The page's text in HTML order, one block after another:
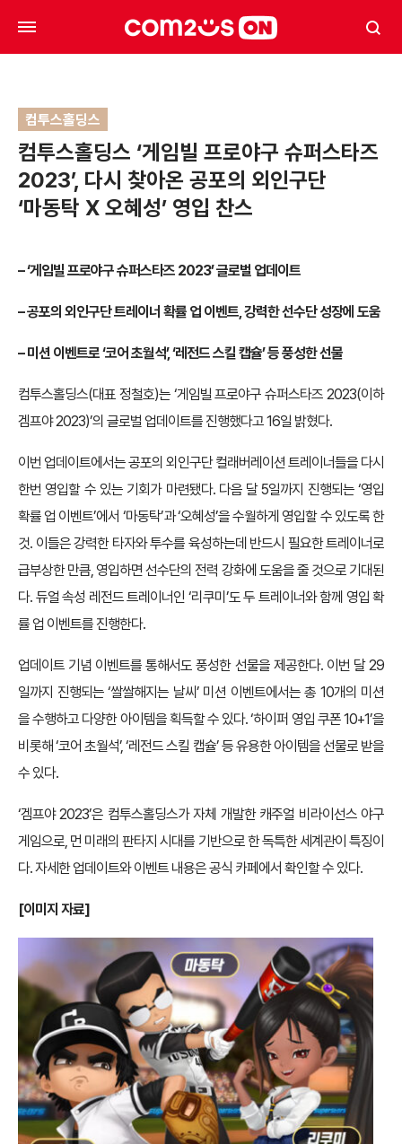
컴투스홀딩스
컴투스홀딩스 ‘게임빌 프로야구 슈퍼스타즈
2023’, 다시 찾아온 공포의 외인구단
‘마동탁 X 오혜성’ 영입 찬스
– ‘게임빌 프로야구 슈퍼스타즈 2023’ 글로벌 업데이트
– 공포의 외인구단 트레이너 확률 업 이벤트, 강력한 선수단 성장에 도움
– 미션 이벤트로 ‘코어 초월석’, ‘레전드 스킬 캡슐’ 등 풍성한 선물
컴투스홀딩스(대표 정철호)는 ‘게임빌 프로야구 슈퍼스타즈 2023(이하
겜프야 2023)’의 글로벌 업데이트를 진행했다고 16일 밝혔다.
이번 업데이트에서는 공포의 외인구단 컬래버레이션 트레이너들을 다시
한번 영입할 수 있는 기회가 마련됐다. 다음 달 5일까지 진행되는 ‘영입
확률 업 이벤트’에서 ‘마동탁’과 ‘오혜성’을 수월하게 영입할 수 있도록 한
것. 이들은 강력한 타자와 투수를 육성하는데 반드시 필요한 트레이너로
급부상한 만큼, 영입하면 선수단의 전력 강화에 도움을 줄 것으로 기대된
다. 듀얼 속성 레전드 트레이너인 ‘리쿠미’도 두 트레이너와 함께 영입 확
률 업 이벤트를 진행한다.
업데이트 기념 이벤트를 통해서도 풍성한 선물을 제공한다. 이번 달 29
일까지 진행되는 ‘쌀쌀해지는 날씨’ 미션 이벤트에서는 총 10개의 미션
을 수행하고 다양한 아이템을 획득할 수 있다. ‘하이퍼 영입 쿠폰 10+1’을
비롯해 ‘코어 초월석’, ‘레전드 스킬 캡슐’ 등 유용한 아이템을 선물로 받을
수 있다.
‘겜프야 2023’은 컴투스홀딩스가 자체 개발한 캐주얼 비라이선스 야구
게임으로, 먼 미래의 판타지 시대를 기반으로 한 독특한 세계관이 특징이
다. 자세한 업데이트와 이벤트 내용은 공식 카페에서 확인할 수 있다.
[이미지 자료]